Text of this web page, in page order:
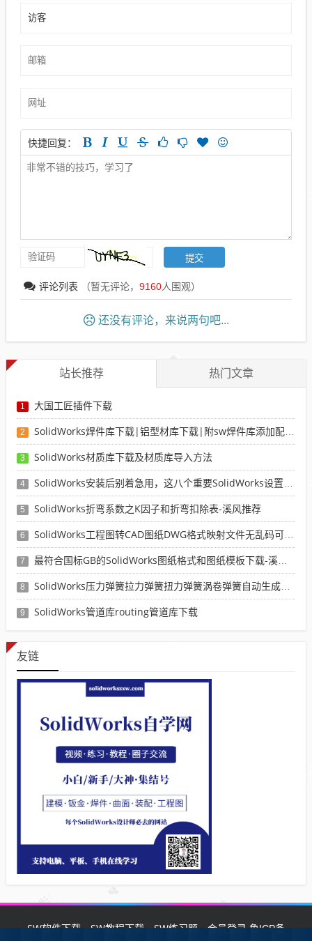
快捷回复：
评论列表 （暂无评论， 9160人围观）
还没有评论，来说两句吧...
站长推荐 热门文章
1 大国工匠插件下载
2 SolidWorks焊件库下载|铝型材库下载|附sw焊件库添加配置使用教程
3 SolidWorks材质库下载及材质库导入方法
4 SolidWorks安装后别着急用，这八个重要SolidWorks设置可以提高你的画图效率
5 SolidWorks折弯系数之K因子和折弯扣除表-溪风推荐
6 SolidWorks工程图转CAD图纸DWG格式映射文件无乱码可分层-溪风亲测推荐
7 最符合国标GB的SolidWorks图纸格式和图纸模板下载-溪风专用版
8 SolidWorks压力弹簧拉力弹簧扭力弹簧涡卷弹簧自动生成宏程序下载
9 SolidWorks管道库routing管道库下载
友链
SW软件下载 SW教程下载 SW练习题 会员登录鲁ICP备